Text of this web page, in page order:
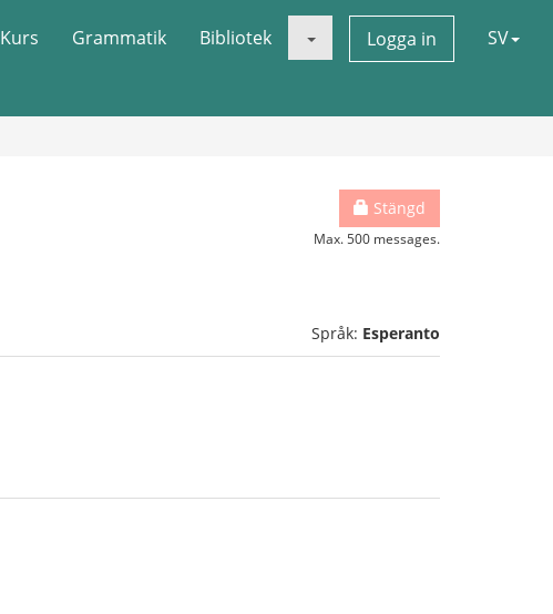
Kurs Grammatik Bibliotek Logga in SV
Stängd
Max. 500 messages.
Språk: Esperanto